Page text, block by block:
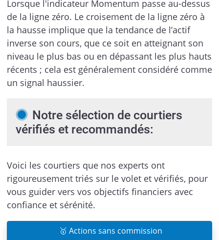
Lorsque l'indicateur Momentum passe au-dessus
de la ligne zéro. Le croisement de la ligne zéro à
la hausse implique que la tendance de l’actif
inverse son cours, que ce soit en atteignant son
niveau le plus bas ou en dépassant les plus hauts
récents ; cela est généralement considéré comme
un signal haussier.
Notre sélection de courtiers
vérifiés et recommandés:
Voici les courtiers que nos experts ont
rigoureusement triés sur le volet et vérifiés, pour
vous guider vers vos objectifs financiers avec
confiance et sérénité.
🥇 Actions sans commission